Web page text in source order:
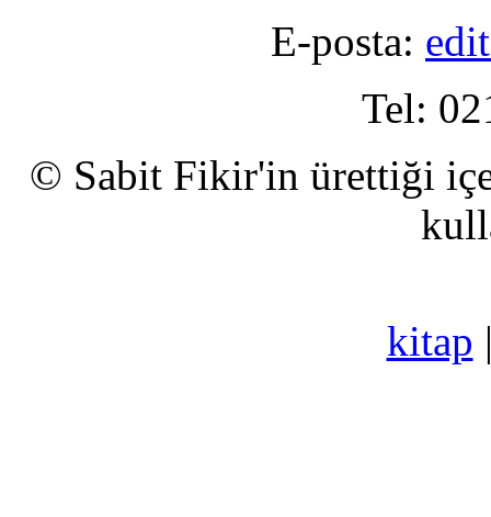
E-posta:
Tel:
© Sabit Fikir'in ürettiği
kitap